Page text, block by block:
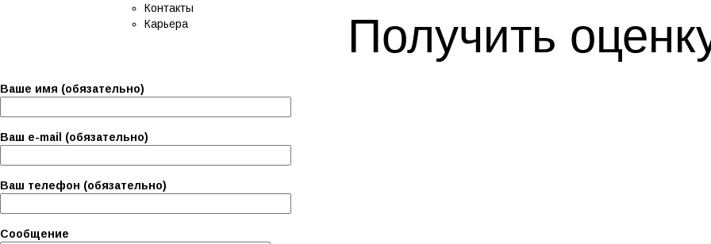
Контакты
Карьера
Получить
Ваше имя (обязательно)
Ваш e-mail (обязательно)
Ваш телефон (обязательно)
Сообщение